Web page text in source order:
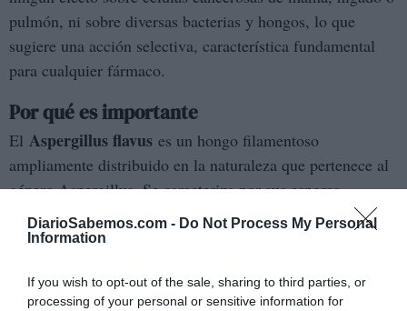
DiarioSabemos.com - Do Not Process My Personal
Information
If you wish to opt-out of the sale, sharing to third parties, or
processing of your personal or sensitive information for
pulmón, ni sobre diversas bacterias y hongos, lo que
sugiere una acción selectiva, característica fundamental
para cualquier fármaco.
Por qué es importante
El Aspergillus flavus es un hongo filamentoso
ampliamente distribuido en la naturaleza que pertenece al
género Aspergillus. Se caracteriza por sus esporas
amarillentas (de ahí su nombre "flavus", que significa
"amarillo" en latín) y por ser uno de los principales
cancerígenas.